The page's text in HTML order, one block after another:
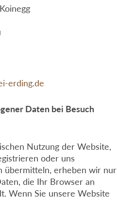
erding.de
Daten bei Besuch
Nutzung der Website,
oder uns
übermitteln, erheben wir nur
die Ihr Browser an
Wenn Sie unsere Website